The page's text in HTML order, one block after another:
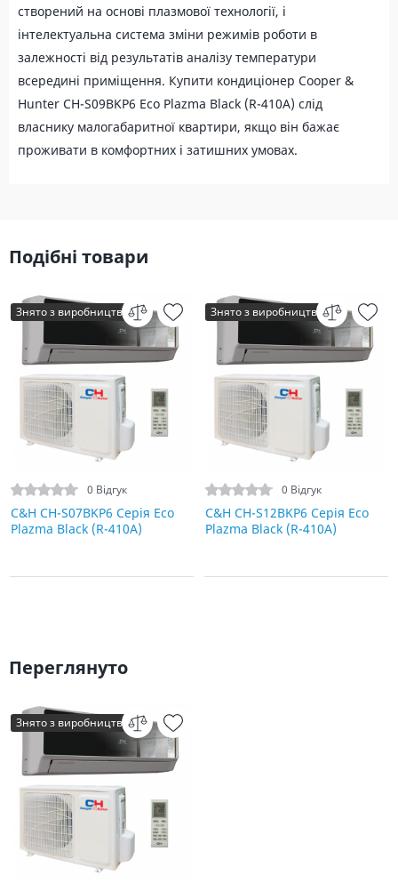
створений на основі плазмової технології, і
інтелектуальна система зміни режимів роботи в
залежності від результатів аналізу температури
всередині приміщення. Купити кондиціонер Cooper &
Hunter СH-S09BKP6 Eco Plazma Black (R-410A) слід
власнику малогабаритної квартири, якщо він бажає
проживати в комфортних і затишних умовах.
Подібні товари
Знято з виробництва
0 Відгук
C&H СH-S07BKP6 Серія Eco
Plazma Black (R-410A)
Знято з виробництва
0 Відгук
C&H CH-S12BKP6 Серія Eco
Plazma Black (R-410A)
Переглянуто
Знято з виробництва